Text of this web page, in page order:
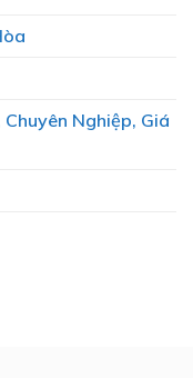
Nghiệp, Giá